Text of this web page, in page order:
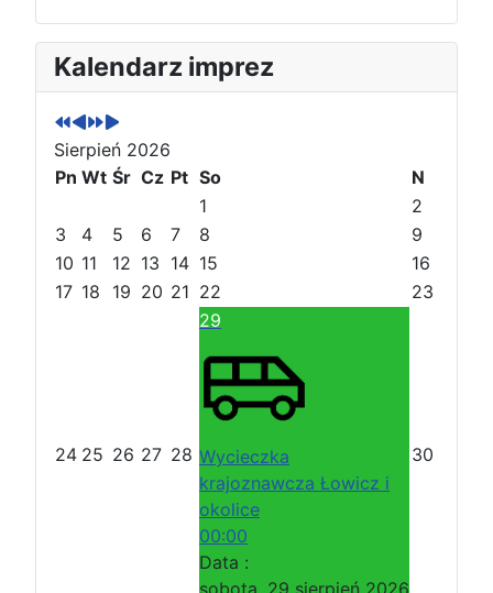
Kalendarz imprez
P
o
p
r
z
e
n
i
r
P
o
p
r
z
e
i
m
N
a
s
t
ę
p
y
r
o
N
a
s
t
ę
p
y
m
Sierpień 2026
Pn Wt Śr Cz Pt So
N
1
2
3
4 5 6 7 8
9
10 11 12 13 14 15
16
17 18 19 20 21 22 23
24 25 26 27 28
29
Wycieczka
krajoznawcza Łowicz i
okolice
00:00
Data :
sobota, 29 sierpień 2026
30